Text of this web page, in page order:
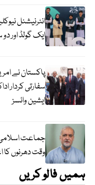
ایک گولڈ اور
پاکستان نے
سفارتی کردار
ایشین وائسز
وقت دھرنوں کا
ہمیں فالو کریں